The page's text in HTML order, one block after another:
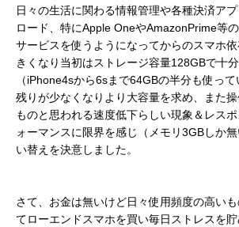
日々の生活に関わる情報管理や各種決済ア
ロード、特にApple OneやAmazonPrime等
サービスを使うようになってからのスマホ
きくなり当初はストレージ容量128GBで十
（iPhone4sから6sまで64GBの半分も使って
残りが少なくなりより大容量を求め、また
ものと思われる速度低下らしい現象＆レス
ォーマンスに限界を感じ（メモリ3GBしか
い替えを決意しました。
さて、お金は無いけど日々使用頻度の高い
てローエンドスマホを買い毎日ストレスを